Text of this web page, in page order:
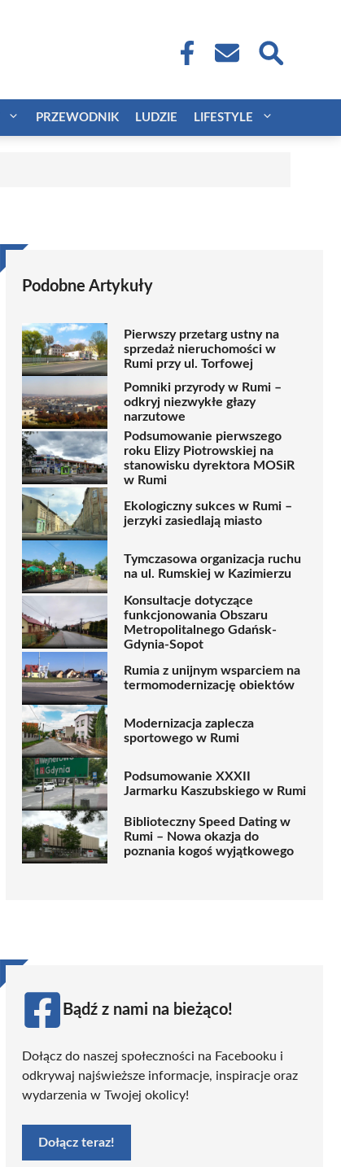
PRZEWODNIK LUDZIE LIFESTYLE
Podobne Artykuły
Pierwszy przetarg ustny na
sprzedaż nieruchomości w
Rumi przy ul. Torfowej
Pomniki przyrody w Rumi –
odkryj niezwykłe głazy
narzutowe
Podsumowanie pierwszego
roku Elizy Piotrowskiej na
stanowisku dyrektora MOSiR
w Rumi
Ekologiczny sukces w Rumi –
jerzyki zasiedlają miasto
Tymczasowa organizacja ruchu
na ul. Rumskiej w Kazimierzu
Konsultacje dotyczące
funkcjonowania Obszaru
Metropolitalnego Gdańsk-
Gdynia-Sopot
Rumia z unijnym wsparciem na
termomodernizację obiektów
Modernizacja zaplecza
sportowego w Rumi
Podsumowanie XXXII
Jarmarku Kaszubskiego w Rumi
Biblioteczny Speed Dating w
Rumi – Nowa okazja do
poznania kogoś wyjątkowego
Bądź z nami na bieżąco!
Dołącz do naszej społeczności na Facebooku i
odkrywaj najświeższe informacje, inspiracje oraz
wydarzenia w Twojej okolicy!
Dołącz teraz!